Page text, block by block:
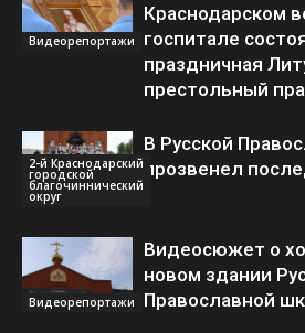
Видеорепортажи
Краснодарском
госпитале
праздничная
престольный
2-й Краснодарский
городской
благочиннический
округ
В Русской
прозвенел
Видеорепортажи
Видеосюжет о
новом здании
Православной